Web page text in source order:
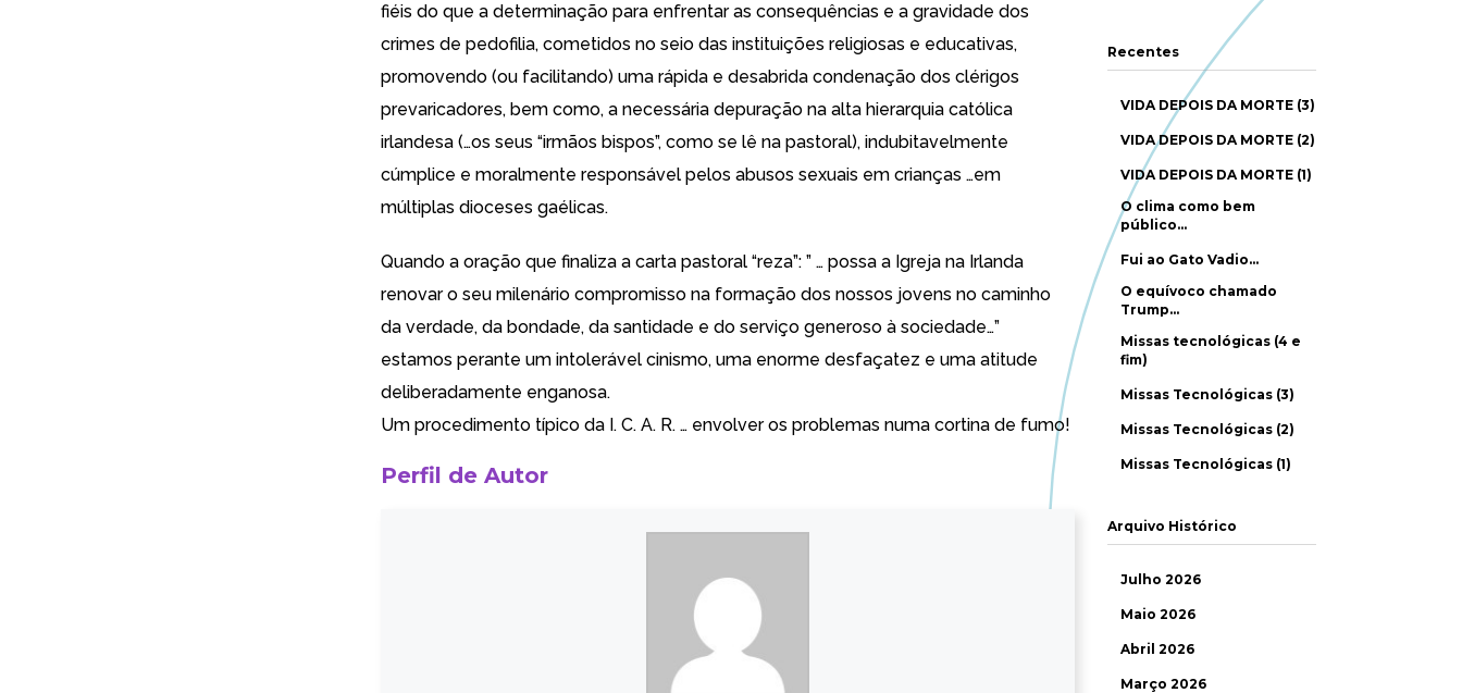
fiéis do que a determinação para enfrentar as consequências e a gravidade dos
crimes de pedofilia, cometidos no seio das instituições religiosas e educativas,
promovendo (ou facilitando) uma rápida e desabrida condenação dos clérigos
prevaricadores, bem como, a necessária depuração na alta hierarquia católica
irlandesa (…os seus “irmãos bispos”, como se lê na pastoral), indubitavelmente
cúmplice e moralmente responsável pelos abusos sexuais em crianças …em
múltiplas dioceses gaélicas.
Quando a oração que finaliza a carta pastoral “reza”: ” … possa a Igreja na Irlanda
renovar o seu milenário compromisso na formação dos nossos jovens no caminho
da verdade, da bondade, da santidade e do serviço generoso à sociedade…”
estamos perante um intolerável cinismo, uma enorme desfaçatez e uma atitude
deliberadamente enganosa.
Um procedimento típico da I. C. A. R. … envolver os problemas numa cortina de fumo!
Perfil de Autor
Recentes
VIDA DEPOIS DA MORTE (3)
VIDA DEPOIS DA MORTE (2)
VIDA DEPOIS DA MORTE (1)
O clima como bem
público…
Fui ao Gato Vadio…
O equívoco chamado
Trump…
Missas tecnológicas (4 e
fim)
Missas Tecnológicas (3)
Missas Tecnológicas (2)
Missas Tecnológicas (1)
Arquivo Histórico
Julho 2026
Maio 2026
Abril 2026
Março 2026